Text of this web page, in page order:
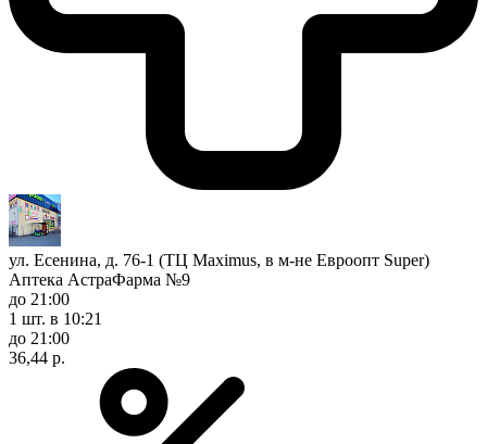
ул. Есенина, д. 76-1 (ТЦ Maximus, в м-не Евроопт Super)
Аптека АстраФарма №9
до 21:00
1 шт. в 10:21
до 21:00
36,44 р.